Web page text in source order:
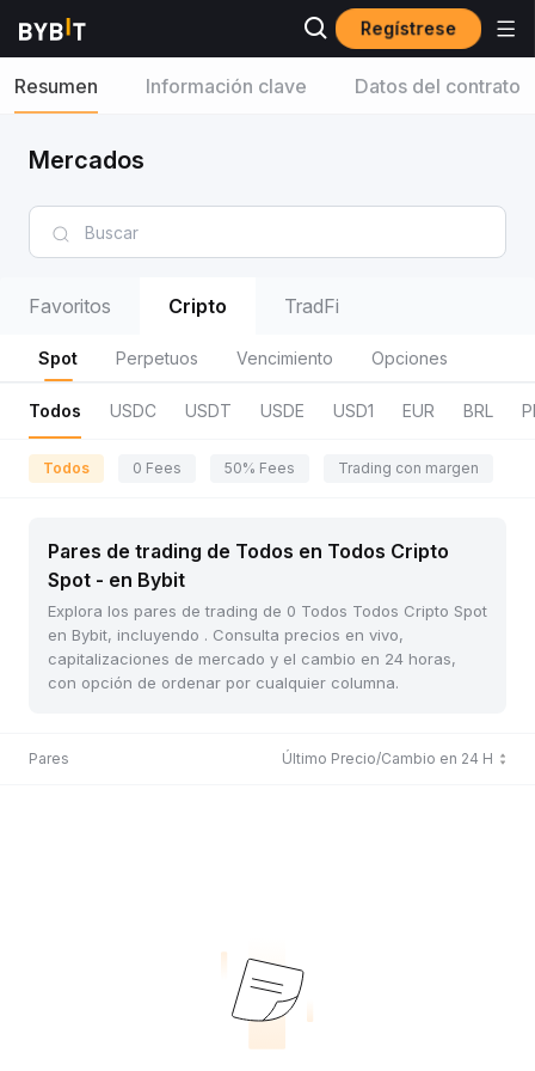
Regístrese
Resumen Información clave Datos del contrato
Mercados
Favoritos Cripto TradFi
Spot Perpetuos Vencimiento Opciones
Todos USDC USDT USDE USD1 EUR BRL
Todos 0 Fees 50% Fees Trading con margen
Pares de trading de Todos en Todos Cripto
Spot - en Bybit
Explora los pares de trading de 0 Todos Todos Cripto Spot
en Bybit, incluyendo . Consulta precios en vivo,
capitalizaciones de mercado y el cambio en 24 horas,
con opción de ordenar por cualquier columna.
Pares Último Precio/Cambio en 24 H